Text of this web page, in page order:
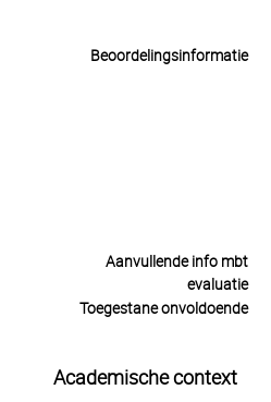
Beoordelingsinformatie
Aanvullende info mbt
evaluatie
Toegestane onvoldoende
Academische context